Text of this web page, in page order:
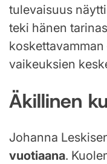
tulevaisuus
teki hänen
vaikeuksien
Äkillinen
Johanna
vuotiaana.